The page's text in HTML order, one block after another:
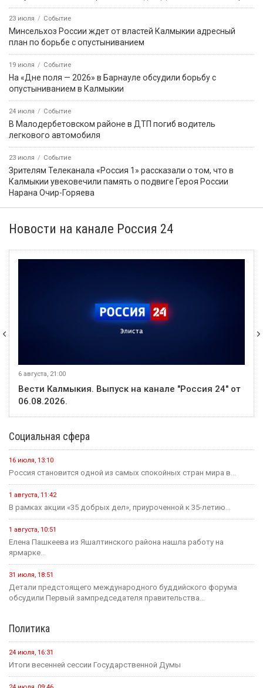
Вести Юг
Хальмгар келхмн
Теегин Айс
Солдаты Победы
Первые лица
Картина дня
9 августа, 08:27 Событие
Бог создал Землю, а всё остальное на ней сделали
строители!
судна и уснул на кровати
9 августа, 13:23 Событие
9 августа — День воинской славы России
9 августа, 10:59
Решение о запрете вейпов — за региональными
законодателями
9 августа, 13:24
В Троицком потушили возгорание сухой растительности
9 августа, 18:50 Событие
В Приютненском районе потушили крупный пожар сухой
растительности
5 августа Событие
Звание «Почётный журналист Ставрополья» появится в
регионе по инициативе Михаила Ткачева
8 августа Событие
На месте ДТП в Калмыкии работают полицейские: погибла
несовершеннолетняя
8 августа Событие
️ Штраф за езду по обочине предложили увеличить до 5000
рублей
5 августа Событие
В Лагани автомобиль опрокинулся в кювет, пострадал один
4 августа Событие
голосования на выборах в Госдуму